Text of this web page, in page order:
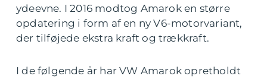
ydeevne. I 2016 modtog Amarok en større
opdatering i form af en ny V6-motorvariant,
der tilføjede ekstra kraft og trækkraft.
I de følgende år har VW Amarok opretholdt